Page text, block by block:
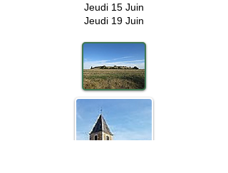
Jeudi 15 Juin
Jeudi 19 Juin